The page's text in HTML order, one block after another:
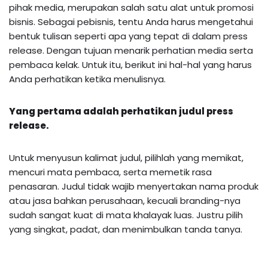
pihak media, merupakan salah satu alat untuk promosi
bisnis. Sebagai pebisnis, tentu Anda harus mengetahui
bentuk tulisan seperti apa yang tepat di dalam press
release. Dengan tujuan menarik perhatian media serta
pembaca kelak. Untuk itu, berikut ini hal-hal yang harus
Anda perhatikan ketika menulisnya.
Yang pertama adalah perhatikan judul press
release.
Untuk menyusun kalimat judul, pilihlah yang memikat,
mencuri mata pembaca, serta memetik rasa
penasaran. Judul tidak wajib menyertakan nama produk
atau jasa bahkan perusahaan, kecuali branding-nya
sudah sangat kuat di mata khalayak luas. Justru pilih
yang singkat, padat, dan menimbulkan tanda tanya.